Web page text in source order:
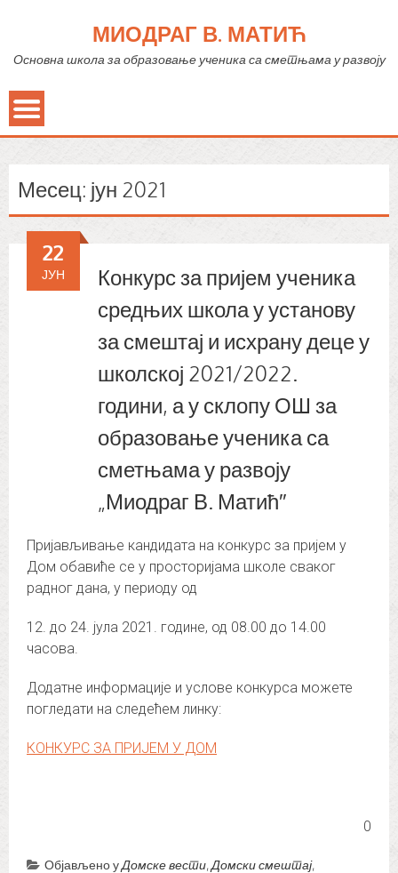
МИОДРАГ В. МАТИЋ
Основна школа за образовање ученика са сметњама у развоју
Месец: јун 2021
Конкурс за пријем ученика
средњих школа у установу
за смештај и исхрану деце у
школској 2021/2022.
години, а у склопу ОШ за
образовање ученика са
сметњама у развоју
„Миодраг В. Матић″
22
ЈУН
Пријављивање кандидата на конкурс за пријем у
Дом обавиће се у просторијама школе сваког
радног дана, у периоду од
12. до 24. јула 2021. године, од 08.00 до 14.00
часова.
Додатне информације и услове конкурса можете
погледати на следећем линку:
КОНКУРС ЗА ПРИЈЕМ У ДОМ
0
Објављено уДомске вести,Домски смештај,